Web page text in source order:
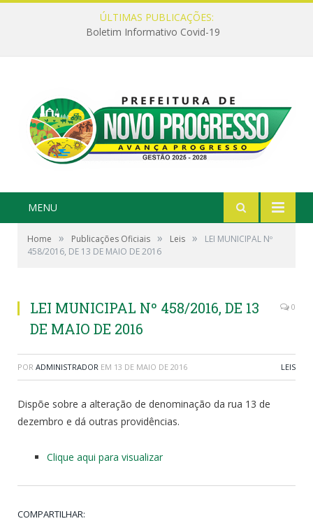
ÚLTIMAS PUBLICAÇÕES:
Boletim Informativo Covid-19
MENU
Home » Publicações Oficiais » Leis »
LEI MUNICIPAL Nº
458/2016, DE 13 DE MAIO DE 2016
LEI MUNICIPAL Nº 458/2016, DE 13
DE MAIO DE 2016
0
POR ADMINISTRADOR EM 13 DE MAIO DE 2016 LEIS
Dispõe sobre a alteração de denominação da rua 13 de
dezembro e dá outras providências.
Clique aqui para visualizar
COMPARTILHAR: